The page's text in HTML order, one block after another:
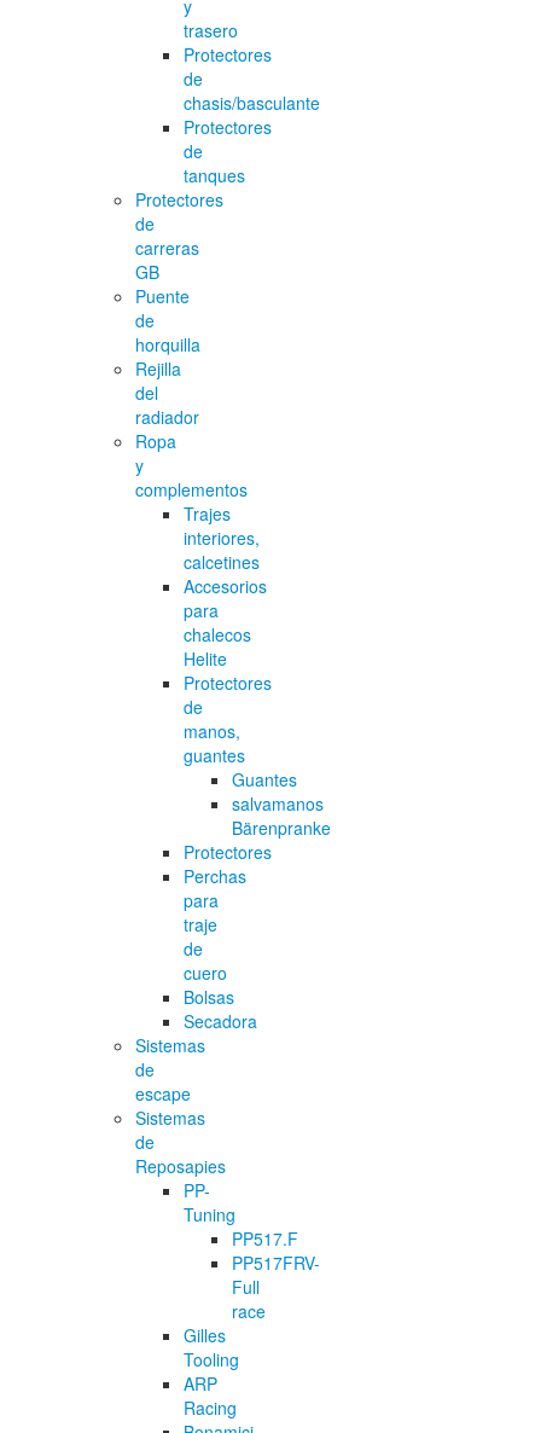
y
trasero
Protectores
de
chasis/basculante
Protectores
de
tanques
Protectores
de
carreras
GB
Puente
de
horquilla
Rejilla
del
radiador
Ropa
y
complementos
Trajes
interiores,
calcetines
Accesorios
para
chalecos
Helite
Protectores
de
manos,
guantes
Guantes
salvamanos
Bärenpranke
Protectores
Perchas
para
traje
de
cuero
Bolsas
Secadora
Sistemas
de
escape
Sistemas
de
Reposapies
PP-
Tuning
PP517.F
PP517FRV-
Full
race
Gilles
Tooling
ARP
Racing